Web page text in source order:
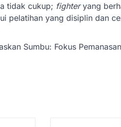
tidak cukup; fighteryang
pelatihan yang disiplin dan
Sumbu: Fokus